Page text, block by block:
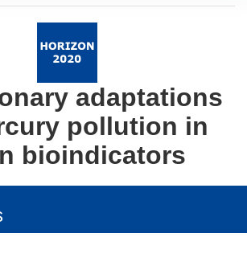
adaptations
pollution in
bioindicators